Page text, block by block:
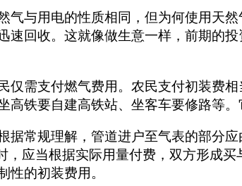
与用电的性质相同，但为何使用天
速回收。这就像做生意一样，前期的
仅需支付燃气费用。农民支付初装费
铁要自建高铁站、坐客车要修路等
据常规理解，管道进户至气表的部分
，应当根据实际用量付费，双方形成
性的初装费用。